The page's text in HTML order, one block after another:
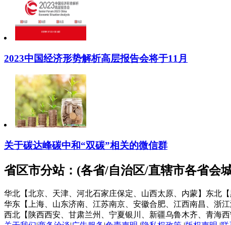
2023中国经济形势解析高层报告会将于11月
关于碳达峰碳中和“双碳”相关的微信群
省区市分站：(各省/自治区/直辖市各省会
华北【北京、天津、河北石家庄保定、山西太原、内蒙】 东北
华东【上海、山东济南、江苏南京、安徽合肥、江西南昌、浙江
西北【陕西西安、甘肃兰州、宁夏银川、新疆乌鲁木齐、青海西